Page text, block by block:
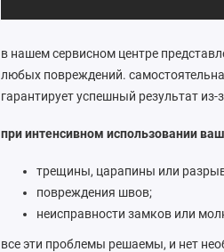
в нашем сервисном центре
любых повреждений.
гарантирует успешный результат
при интенсивном использовании
трещины, царапины или
повреждения швов;
неисправности замков или
все эти проблемы решаемы, и нет